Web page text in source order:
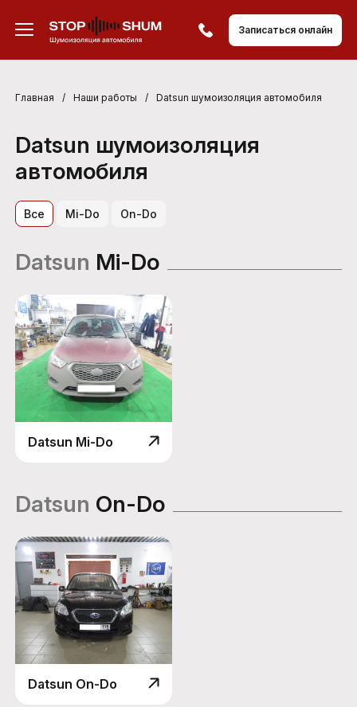
Записаться онлайн
Главная / Наши работы / Datsun шумоизоляция автомобиля
Datsun шумоизоляция
автомобиля
Все Mi-Do On-Do
Datsun Mi-Do
Datsun Mi-Do
Datsun On-Do
Datsun On-Do